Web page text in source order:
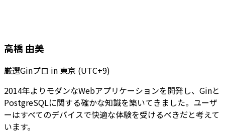
高橋 由美
厳選Ginプロ in 東京 (UTC+9)
2014年よりモダンなWebアプリケーションを開発し、Ginと
PostgreSQLに関する確かな知識を築いてきました。ユーザ
ーはすべてのデバイスで快適な体験を受けるべきだと考えて
います。